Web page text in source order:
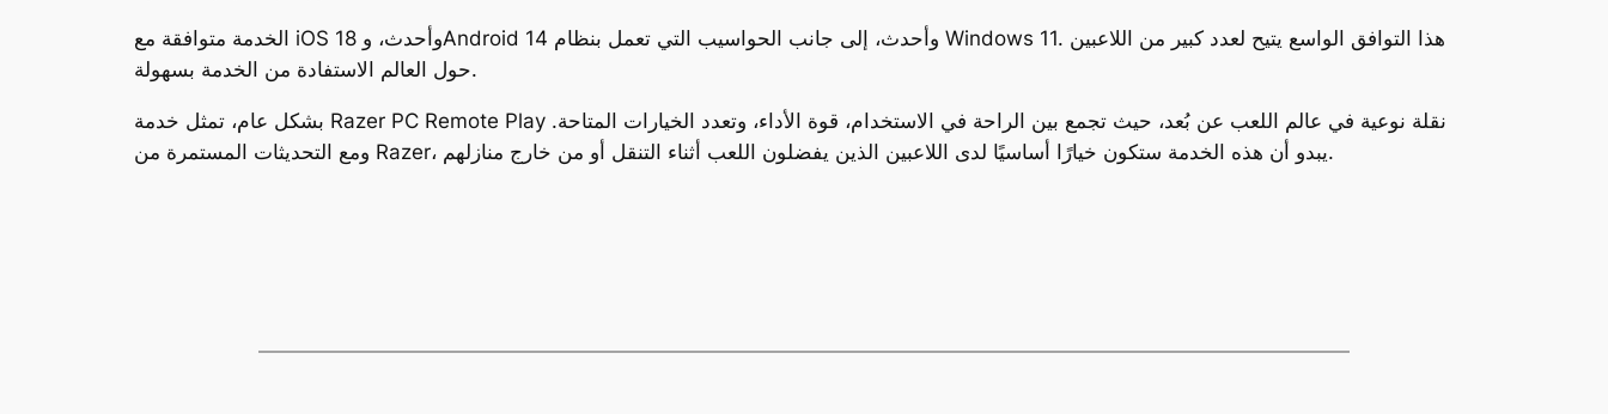
الخدمة متوافقة مع iOS 18 وأحدث، وAndroid 14 وأحدث، إلى جانب الحواسيب التي تعمل بنظام Windows 11. هذا التوافق الواسع يتيح لعدد كبير من اللاعبين
حول العالم الاستفادة من الخدمة بسهولة.
بشكل عام، تمثل خدمة Razer PC Remote Play نقلة نوعية في عالم اللعب عن بُعد، حيث تجمع بين الراحة في الاستخدام، قوة الأداء، وتعدد الخيارات المتاحة.
ومع التحديثات المستمرة من Razer، يبدو أن هذه الخدمة ستكون خيارًا أساسيًا لدى اللاعبين الذين يفضلون اللعب أثناء التنقل أو من خارج منازلهم.